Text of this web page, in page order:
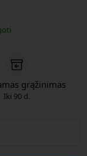
grąžinimas
Iki 90 d.